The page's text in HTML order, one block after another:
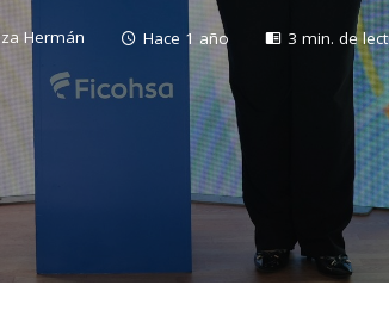
Hermán Hace 1 año 3 min. de